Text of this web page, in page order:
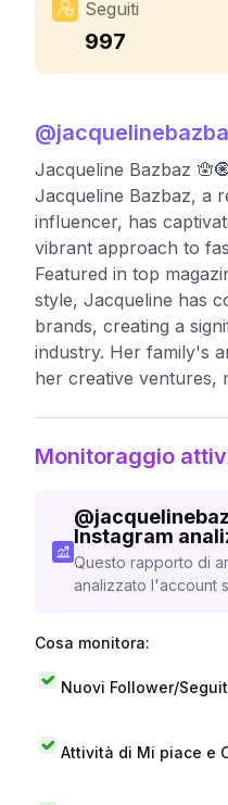
Seguiti
997
@
Jacqueline Bazbaz
Jacqueline Bazbaz, a
influencer, has
vibrant approach to
Featured in top
style, Jacqueline has
brands, creating a
industry. Her family's
her creative ventures,
Monitoraggio
@
Instagram
Questo rapporto di
analizzato l'account
Cosa monitora:
Nuovi Follower/
Attività di Mi piace e